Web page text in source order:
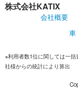
株式会社KATIX
会社概要
車
※利用者数1位に関しては一
社様からの統計により算出